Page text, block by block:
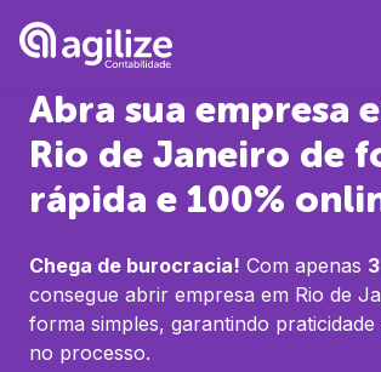
Abra sua empresa
Rio de Janeiro de
rápida e 100%
Chega de burocracia! Com apenas
consegue abrir empresa em Rio de
forma simples, garantindo praticidade
no processo.